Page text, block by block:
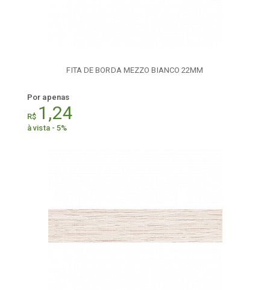
FITA DE BORDA MEZZO BIANCO 22MM
Por apenas
R$ 1,24
à vista - 5%